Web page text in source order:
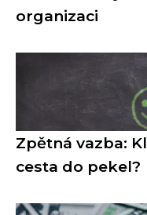
organizaci
Zpětná vazba:
cesta do pekel?